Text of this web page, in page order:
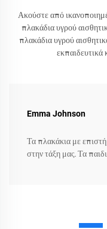
Ακούστε από
πλακάδια υγρού
πλακάδια υγρού
εκπαιδευτικά
Emma Johnson
Τα πλακάκια με
στην τάξη μας. Τα